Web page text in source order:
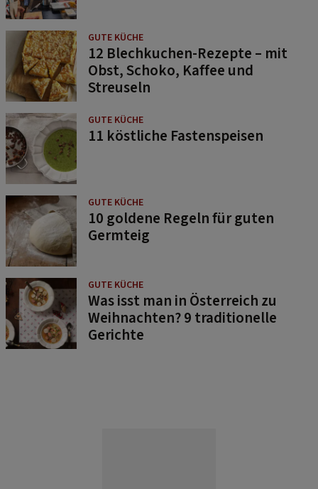
GUTE KÜCHE
12 Blechkuchen-Rezepte – mit
Obst, Schoko, Kaffee und
Streuseln
GUTE KÜCHE
11 köstliche Fastenspeisen
GUTE KÜCHE
10 goldene Regeln für guten
Germteig
GUTE KÜCHE
Was isst man in Österreich zu
Weihnachten? 9 traditionelle
Gerichte